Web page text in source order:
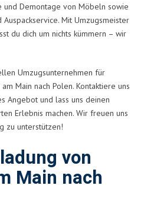
und Demontage von Möbeln sowie
Mit Umzugsmeister
du dich um nichts kümmern – wir
Umzugsunternehmen für
Main nach Polen. Kontaktiere uns
Angebot und lass uns deinen
Erlebnis machen. Wir freuen uns
zu unterstützen!
von
Main nach